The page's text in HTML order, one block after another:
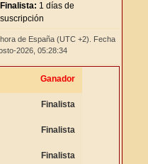
Finalista: 1 días de
suscripción
de España (UTC +2). Fecha
2026, 05:28:34
Ganador
Finalista
Finalista
Finalista